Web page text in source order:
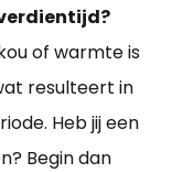
of warmte is
resulteert in
Heb jij een
Begin dan